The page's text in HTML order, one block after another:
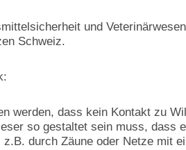
und
Schweiz.
werden, dass kein Kontakt zu
so gestaltet sein muss, dass
durch Zäune oder Netze mit